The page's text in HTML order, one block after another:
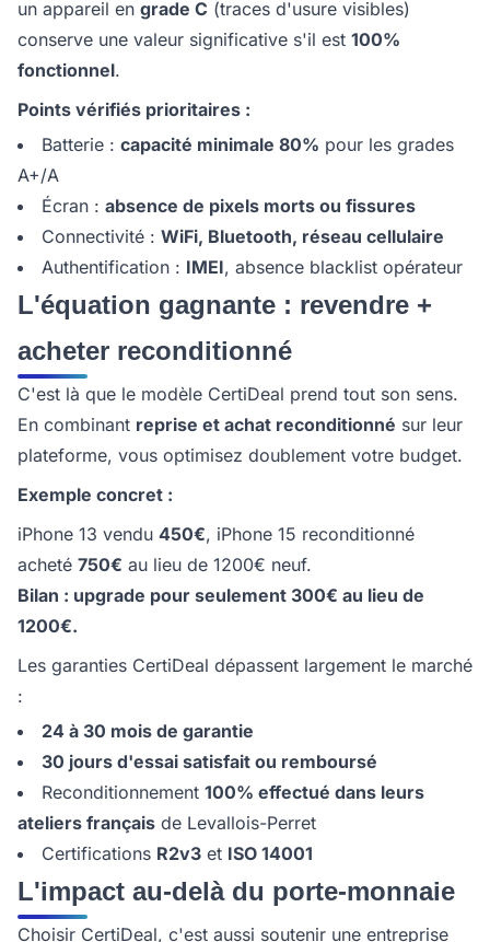
un appareil en grade C (traces d'usure visibles)
conserve une valeur significative s'il est 100%
fonctionnel.
Points vérifiés prioritaires :
Batterie : capacité minimale 80% pour les grades
A+/A
Écran : absence de pixels morts ou fissures
Connectivité : WiFi, Bluetooth, réseau cellulaire
Authentification : IMEI, absence blacklist opérateur
L'équation gagnante : revendre +
acheter reconditionné
C'est là que le modèle CertiDeal prend tout son sens.
En combinant reprise et achat reconditionné sur leur
plateforme, vous optimisez doublement votre budget.
Exemple concret :
iPhone 13 vendu 450€, iPhone 15 reconditionné
acheté 750€ au lieu de 1200€ neuf.
Bilan : upgrade pour seulement 300€ au lieu de
1200€.
Les garanties CertiDeal dépassent largement le marché
:
24 à 30 mois de garantie
30 jours d'essai satisfait ou remboursé
Reconditionnement 100% effectué dans leurs
ateliers français de Levallois-Perret
Certifications R2v3 et ISO 14001
L'impact au-delà du porte-monnaie
Choisir CertiDeal, c'est aussi soutenir une entreprise